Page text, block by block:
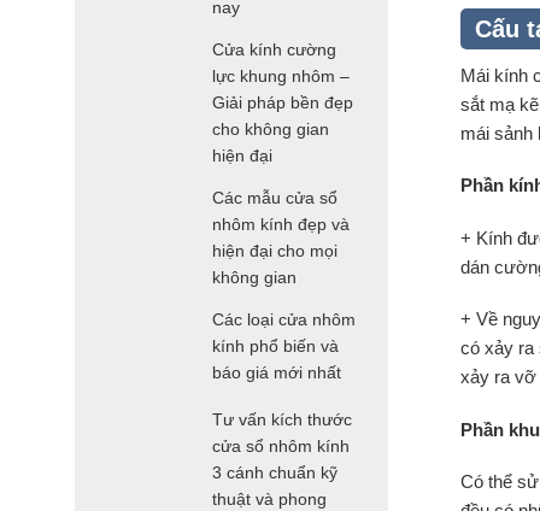
nay
Cửa kính cường
lực khung nhôm –
Giải pháp bền đẹp
cho không gian
hiện đại
Các mẫu cửa sổ
nhôm kính đẹp và
hiện đại cho mọi
không gian
Các loại cửa nhôm
kính phổ biến và
báo giá mới nhất
Tư vấn kích thước
cửa sổ nhôm kính
3 cánh chuẩn kỹ
thuật và phong
Cấu
Mái kính
sắt mạ
mái sảnh
Phần
+ Kính
dán
+ Về
có xảy ra
xảy ra vỡ
Phần
Có thể